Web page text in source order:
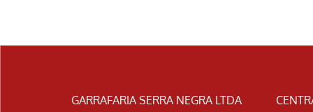
GARRAFARIA SERRA NEGRA LTDA